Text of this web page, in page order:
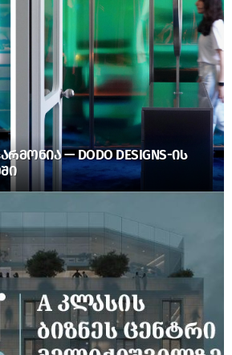
— DODO DESIGNS-ᲘᲡ